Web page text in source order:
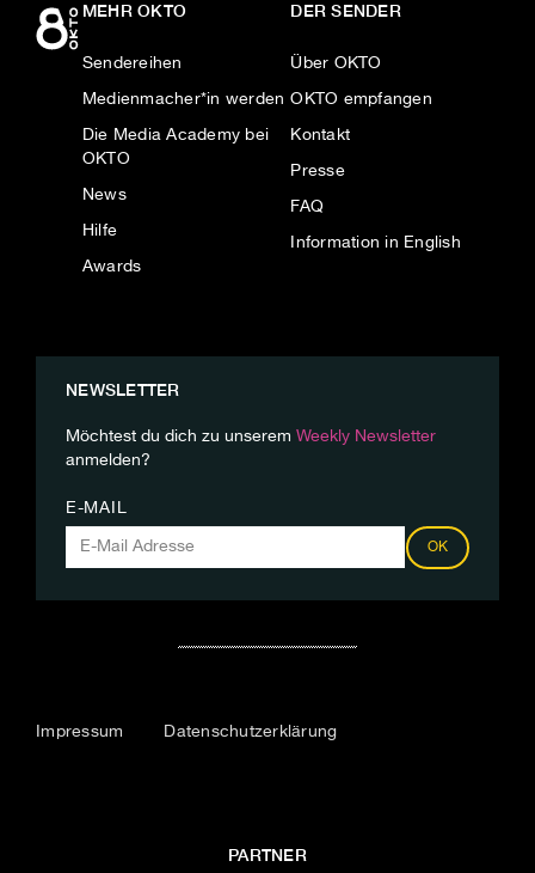
MEHR OKTO
Sendereihen
Medienmacher*in werden
Die Media Academy bei
OKTO
News
Hilfe
Awards
DER SENDER
Über OKTO
OKTO empfangen
Kontakt
Presse
FAQ
Information in English
NEWSLETTER
Möchtest du dich zu unserem Weekly Newsletter
anmelden?
E-MAIL
OK
Impressum Datenschutzerklärung
PARTNER